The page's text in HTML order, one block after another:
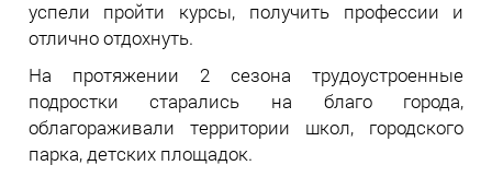
успели пройти курсы, получить профессии и
отлично отдохнуть.
На протяжении 2 сезона трудоустроенные
подростки старались на благо города,
облагораживали территории школ, городского
парка, детских площадок.